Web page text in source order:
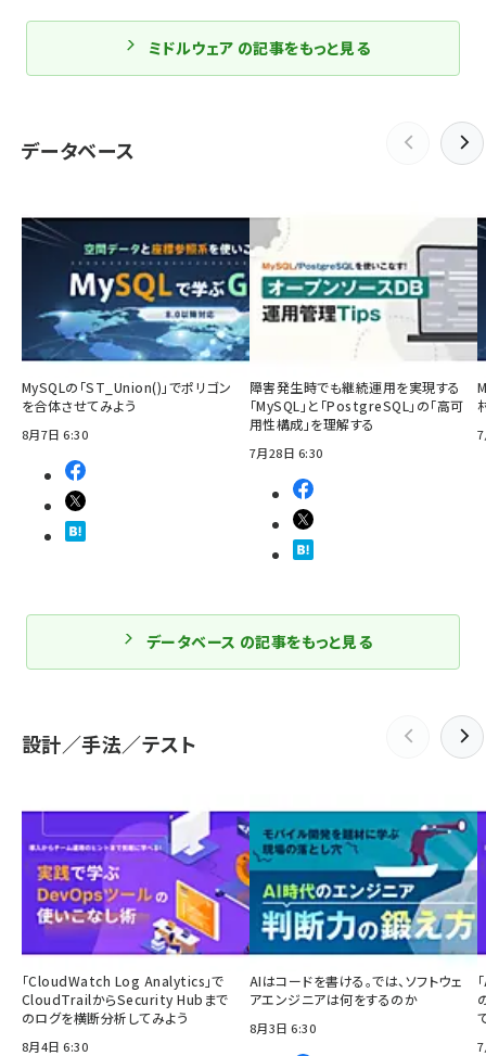
ミドルウェア の記事をもっと見る
データベース
MySQLの「ST_Union()」でポリゴン
を合体させてみよう
8月7日 6:30
障害発生時でも継続運用を実現する
「MySQL」と「PostgreSQL」の「高可
用性構成」を理解する
7月28日 6:30
データベース の記事をもっと見る
設計／手法／テスト
「CloudWatch Log Analytics」で
CloudTrailからSecurity Hubまで
のログを横断分析してみよう
8月4日 6:30
AIはコードを書ける。では、ソフトウェ
アエンジニアは何をするのか
8月3日 6:30